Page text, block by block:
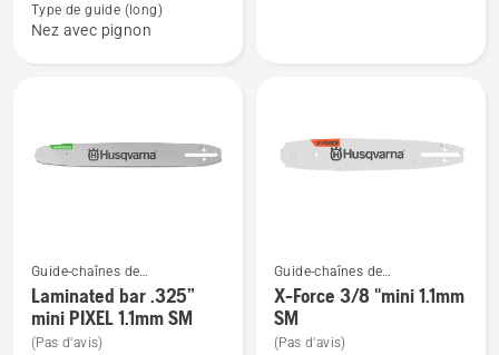
Laminated
bar
1.1mm
Type de guide (long)
Nez avec pignon
PRECISION
SP11G
Voir
plus
de
Guide-chaînes de
tronçonneuses
Laminated bar .325”
mini PIXEL 1.1mm SM
(Pas d'avis)
Voir
plus
de
Guide-chaînes de
tronçonneuses
X-Force 3/8 "mini 1.1mm
SM
(Pas d'avis)